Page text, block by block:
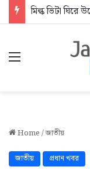
Menu
Home/জাতীয়
জাতীয় প্রধান খবর